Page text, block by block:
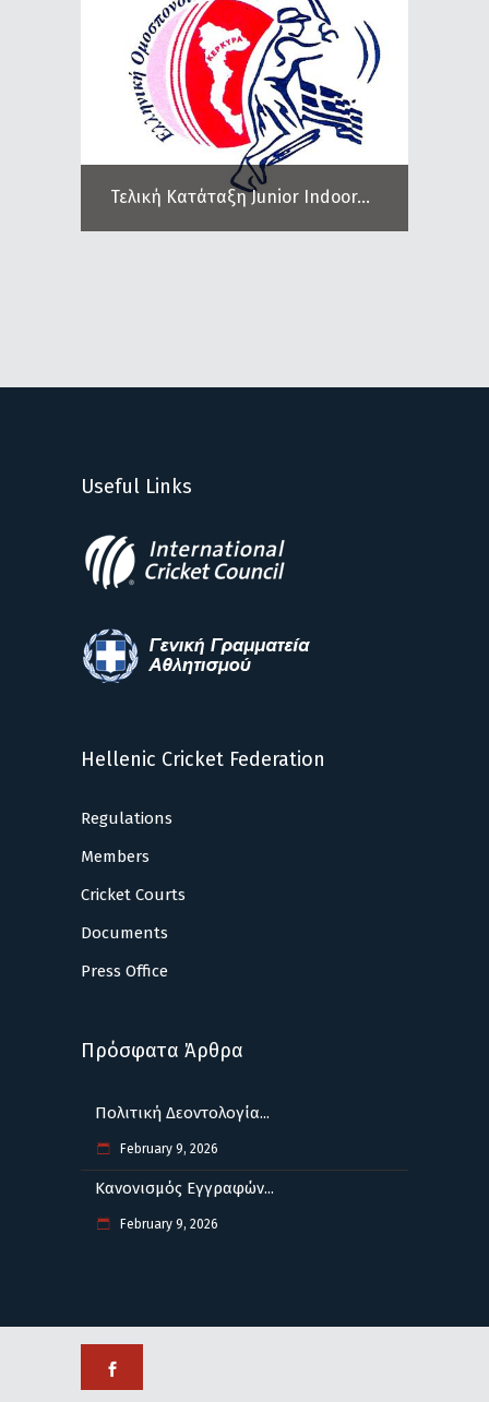
Τελική Κατάταξη Junior Indoor...
Useful Links
Hellenic Cricket Federation
Regulations
Members
Cricket Courts
Documents
Press Office
Πρόσφατα Άρθρα
Πολιτική Δεοντολογία...
February 9, 2026
Κανονισμός Εγγραφών...
February 9, 2026